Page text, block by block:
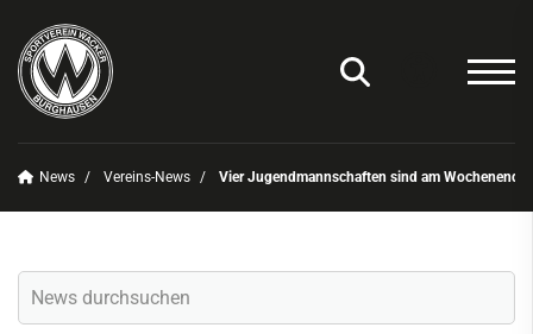
News Vereins-News Vier Jugendmannschaften sind am
Vereins-News